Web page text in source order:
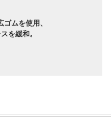
ムを使用、
を緩和。